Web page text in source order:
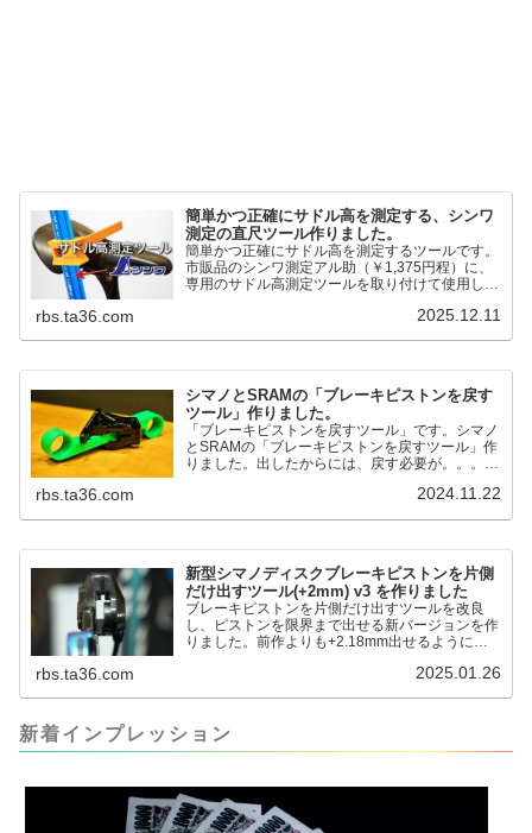
簡単かつ正確にサドル高を測定する、シンワ
測定の直尺ツール作りました。
簡単かつ正確にサドル高を測定するツールです。
市販品のシンワ測定アル助（￥1,375円程）に、
専用のサドル高測定ツールを取り付けて使用しま
るようになりました。シンワ測定(Shinwa
Sokutei)￥1,375Amazon.c...
rbs.ta36.com 2025.12.11
シマノとSRAMの「ブレーキピストンを戻す
ツール」作りました。
「ブレーキピストンを戻すツール」です。シマノ
とSRAMの「ブレーキピストンを戻すツール」作
りました。出したからには、戻す必要が。。。で
だと。。。▶「ブレーキピストンを戻すツール」
るのかというと、出ているピス...
rbs.ta36.com 2024.11.22
新型シマノディスクブレーキピストンを片側
だけ出すツール(+2mm) v3 を作りました
ブレーキピストンを片側だけ出すツールを改良
し、ピストンを限界まで出せる新バージョンを作
りました。前作よりも+2.18mm出せるようにな
って、オイル漏れするまで試しました。最も安全
ましたが、ギリギリまで攻めてますのでピストン
内部の汚れをさらに掃除できると思います。前作
rbs.ta36.com 2025.01.26
新着インプレッション